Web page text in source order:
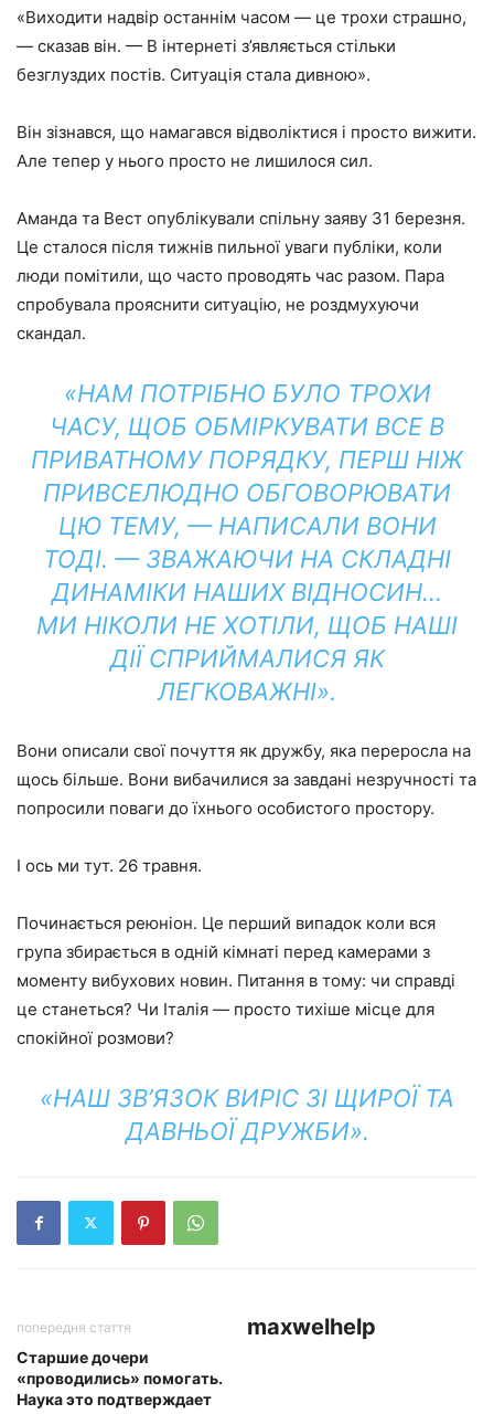
«Виходити надвір останнім часом — це трохи страшно,
— сказав він. — В інтернеті з’являється стільки
безглуздих постів. Ситуація стала дивною».
Він зізнався, що намагався відволіктися і просто вижити.
Але тепер у нього просто не лишилося сил.
Аманда та Вест опублікували спільну заяву 31 березня.
Це сталося після тижнів пильної уваги публіки, коли
люди помітили, що часто проводять час разом. Пара
спробувала прояснити ситуацію, не роздмухуючи
скандал.
«НАМ ПОТРІБНО БУЛО ТРОХИ
ЧАСУ, ЩОБ ОБМІРКУВАТИ ВСЕ В
ПРИВАТНОМУ ПОРЯДКУ, ПЕРШ НІЖ
ПРИВСЕЛЮДНО ОБГОВОРЮВАТИ
ЦЮ ТЕМУ, — НАПИСАЛИ ВОНИ
ТОДІ. — ЗВАЖАЮЧИ НА СКЛАДНІ
ДИНАМІКИ НАШИХ ВІДНОСИН…
МИ НІКОЛИ НЕ ХОТІЛИ, ЩОБ НАШІ
ДІЇ СПРИЙМАЛИСЯ ЯК
ЛЕГКОВАЖНІ».
Вони описали свої почуття як дружбу, яка переросла на
щось більше. Вони вибачилися за завдані незручності та
попросили поваги до їхнього особистого простору.
І ось ми тут. 26 травня.
Починається реюніон. Це перший випадок коли вся
група збирається в одній кімнаті перед камерами з
моменту вибухових новин. Питання в тому: чи справді
це станеться? Чи Італія — просто тихіше місце для
спокійної розмови?
«НАШ ЗВ’ЯЗОК ВИРІС ЗІ ЩИРОЇ ТА
ДАВНЬОЇ ДРУЖБИ».
попередня стаття
Старшие дочери
«проводились» помогать.
Наука это подтверждает
maxwelhelp